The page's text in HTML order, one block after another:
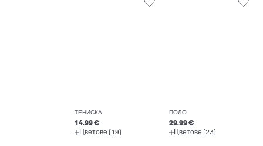
ТЕНИСКА
14.99 €
Цветове (19)
ПОЛО
29.99 €
Цветове (23)